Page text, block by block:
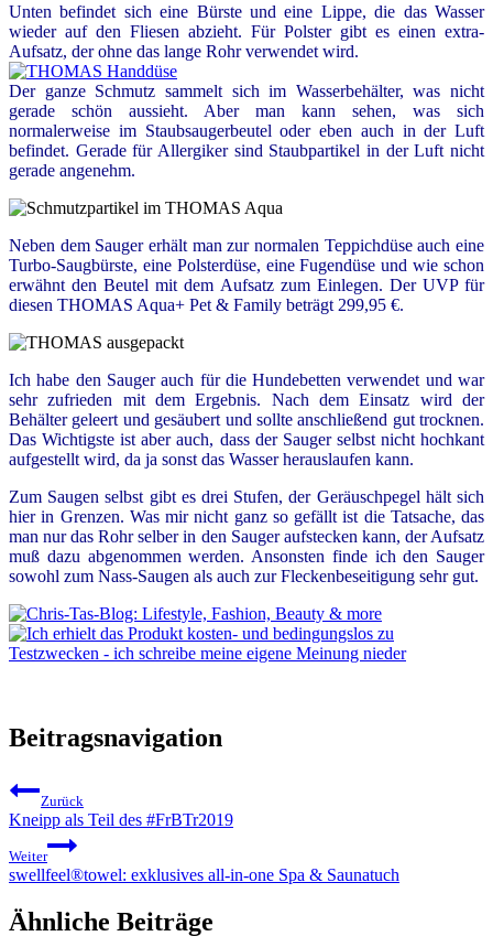
Unten befindet sich eine Bürste und eine Lippe, die das Wasser
wieder auf den Fliesen abzieht. Für Polster gibt es einen extra-
Aufsatz, der ohne das lange Rohr verwendet wird.
Der ganze Schmutz sammelt sich im Wasserbehälter, was nicht
gerade schön aussieht. Aber man kann sehen, was sich
normalerweise im Staubsaugerbeutel oder eben auch in der Luft
befindet. Gerade für Allergiker sind Staubpartikel in der Luft nicht
gerade angenehm.
Neben dem Sauger erhält man zur normalen Teppichdüse auch eine
Turbo-Saugbürste, eine Polsterdüse, eine Fugendüse und wie schon
erwähnt den Beutel mit dem Aufsatz zum Einlegen. Der UVP für
diesen THOMAS Aqua+ Pet & Family beträgt 299,95 €.
Ich habe den Sauger auch für die Hundebetten verwendet und war
sehr zufrieden mit dem Ergebnis. Nach dem Einsatz wird der
Behälter geleert und gesäubert und sollte anschließend gut trocknen.
Das Wichtigste ist aber auch, dass der Sauger selbst nicht hochkant
aufgestellt wird, da ja sonst das Wasser herauslaufen kann.
Zum Saugen selbst gibt es drei Stufen, der Geräuschpegel hält sich
hier in Grenzen. Was mir nicht ganz so gefällt ist die Tatsache, das
man nur das Rohr selber in den Sauger aufstecken kann, der Aufsatz
muß dazu abgenommen werden. Ansonsten finde ich den Sauger
sowohl zum Nass-Saugen als auch zur Fleckenbeseitigung sehr gut.
Beitragsnavigation
Zurück
Kneipp als Teil des #FrBTr2019
Weiter
swellfeel®towel: exklusives all-in-one Spa & Saunatuch
Ähnliche Beiträge